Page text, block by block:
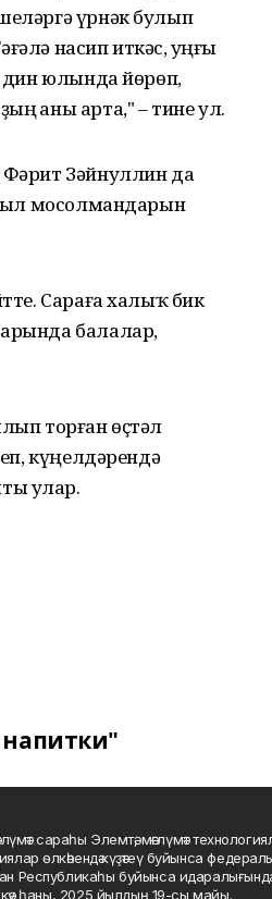
үрнәк булып
насип иткәс, һуңғы
дин юлында йөрөп,
һаны арта," – тине ул.
Зәйнуллин да
мосолмандарын
Сараға халыҡ бик
балалар,
торған өҫтәл
күңелдәрендә
улар.
напитки"
сараһы Элемтә, мәғлүмәт
өлкәһендә күҙәтеү буйынса федераль
Республикаһы буйынса идаралығында
һаны, 2025 йылдың 19-сы майы.